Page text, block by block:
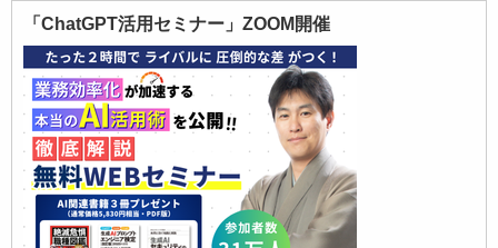
「ChatGPT活用セミナー」ZOOM開催